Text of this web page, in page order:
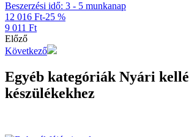
Beszerzési idő: 3 - 5 munkanap
12 016 Ft-25 %
9 011 Ft
Előző
Következő
Egyéb kategóriák Nyári
készülékekhez